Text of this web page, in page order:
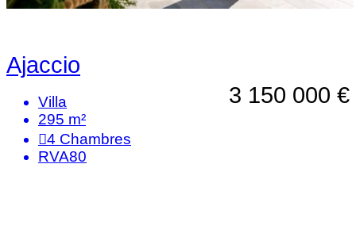
Ajaccio
3 150 000 €
Villa
295 m²
4 Chambres
RVA80